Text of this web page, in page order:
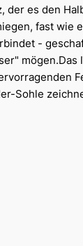
der es den
fast wie
-
mögen.Das
Sohle